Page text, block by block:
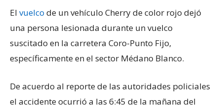
El vuelco de un vehículo Cherry de color rojo dejó
una persona lesionada durante un vuelco
suscitado en la carretera Coro-Punto Fijo,
específicamente en el sector Médano Blanco.
De acuerdo al reporte de las autoridades policiales
el accidente ocurrió a las 6:45 de la mañana del